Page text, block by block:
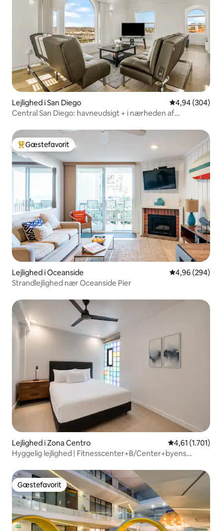
Lejlighed i San Diego 4,94 ud af 5 i
4,94 (304)
Central San Diego: havneudsigt + i nærheden af
Bedste gæstefavorit
Gæstefavorit
Lejlighed i Oceanside 4,96 ud af 5 i
4,96 (294)
Strandlejlighed nær Oceanside Pier
Lejlighed i Zona Centro 4,61 ud af 5 i
4,61 (1.701)
Hyggelig lejlighed | Fitnesscenter+B/Center+byens
Gæstefavorit
Gæstefavorit